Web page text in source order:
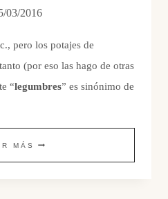
03/2016
pero los potajes de
(por eso las hago de otras
“legumbres” es sinónimo de
MÁS ENSALADILLA
CON